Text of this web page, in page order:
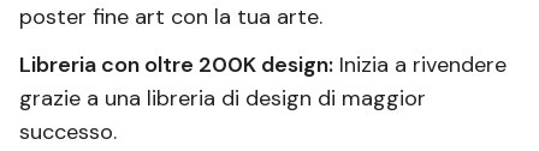
poster fine art con la tua arte.
Libreria con oltre 200K design: Inizia a rivendere
grazie a una libreria di design di maggior
successo.